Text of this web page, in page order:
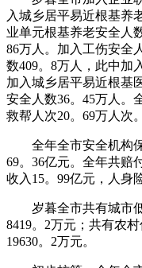
入城乡居平易近根基养
业单元根基养老安全人
86万人。加入工伤安全
数409。8万人，此中加
加入城乡居平易近根基
安全人数36。45万人。
救帮人次20。69万人次。
全年全市安全机构保
69。36亿元。全年共赔
收入15。99亿元，人身
岁暮全市共有城市低
8419。2万元；共有农
19630。2万元。